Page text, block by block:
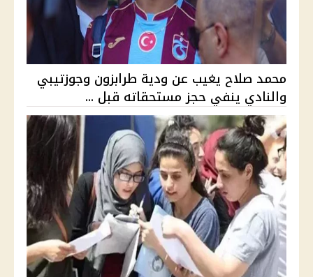
محمد صلاح يغيب عن ودية طرابزون وجوزتيبي
والنادي ينفي حجز مستحقاته قبل ...